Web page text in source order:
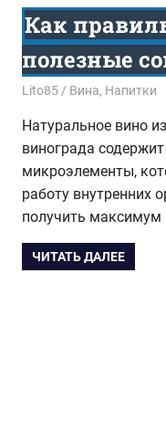
Как
полезные
22.10.2020
Lito85 Вина, Напитки
Натуральное вино
винограда
микроэлементы,
работу внутренних
получить максимум
ЧИТАТЬ ДАЛЕЕ